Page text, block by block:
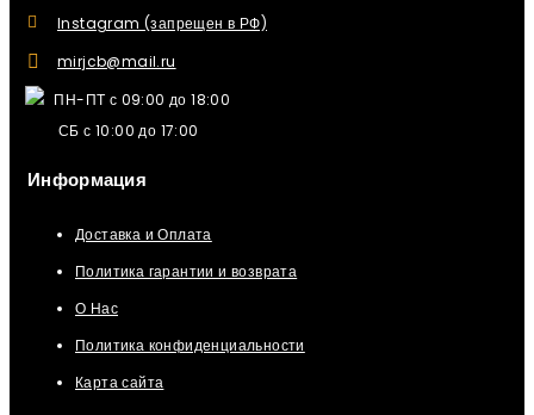
Instagram (запрещен в РФ)
mirjcb@mail.ru
ПН-ПТ с 09:00 до 18:00
СБ с 10:00 до 17:00
Информация
Доставка и Оплата
Политика гарантии и возврата
О Нас
Политика конфиденциальности
Карта сайта